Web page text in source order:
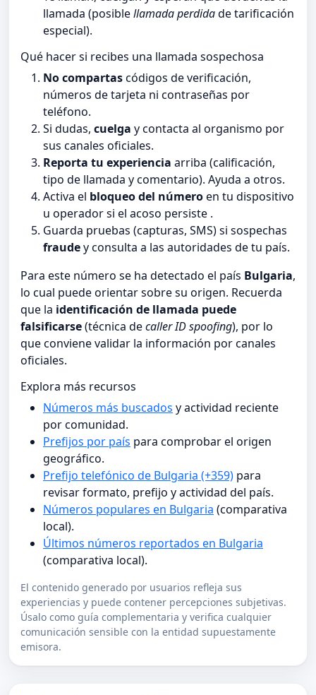
llamada (posiblellamada perdidade tarificación
especial).
Qué hacer si recibes una llamada sospechosa
No compartascódigos de verificación,
números de tarjeta ni contraseñas por
teléfono.
Si dudas, cuelga y contacta al organismo por
sus canales oficiales.
Reporta tu experiencia arriba (calificación,
tipo de llamada y comentario). Ayuda a otros.
Activa el bloqueo del númeroen tu dispositivo
u operador si el acoso persiste .
Guarda pruebas (capturas, SMS) si sospechas
fraudey consulta a las autoridades de tu país.
Para este número se ha detectado el país Bulgaria,
lo cual puede orientar sobre su origen. Recuerda
que la identificación de llamada puede
falsificarse(técnica decaller ID spoofing), por lo
que conviene validar la información por canales
oficiales.
Explora más recursos
Números más buscados y actividad reciente
por comunidad.
Prefijos por país para comprobar el origen
geográfico.
Prefijo telefónico de Bulgaria (+359) para
revisar formato, prefijo y actividad del país.
Números populares en Bulgaria (comparativa
local).
Últimos números reportados en Bulgaria
(comparativa local).
El contenido generado por usuarios refleja sus
experiencias y puede contener percepciones subjetivas.
Úsalo como guía complementaria y verifica cualquier
comunicación sensible con la entidad supuestamente
emisora.